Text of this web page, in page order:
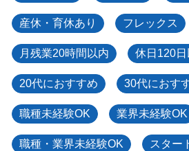
産休・育休あり フレックス
月残業20時間以内 休日120日
20代におすすめ 30代におす
職種未経験OK 業界未経験OK
職種・業界未経験OK スター